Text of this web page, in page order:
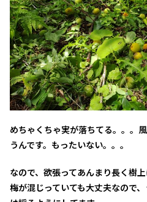
めちゃくちゃ実が落ちてる。。。
うんです。もったいない。。。
なので、欲張ってあんまり長く樹
梅が混じっていても大丈夫なので